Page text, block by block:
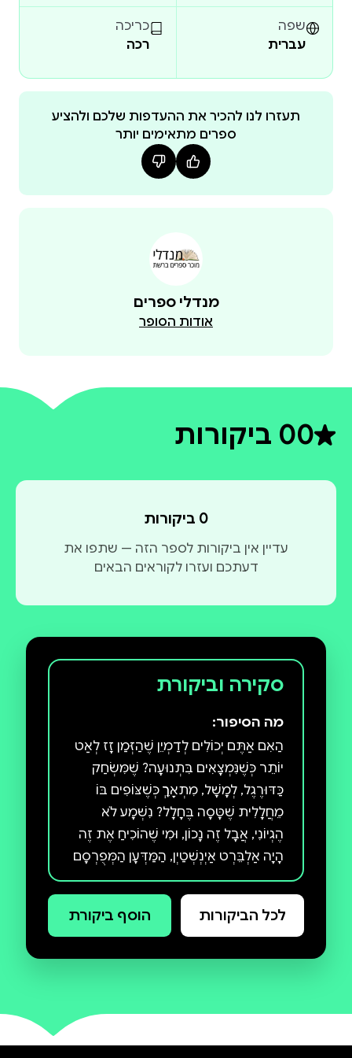
שפה
עברית
כריכה
רכה
תעזרו לנו להכיר את ההעדפות שלכם ולהציע
ספרים מתאימים יותר
מנדלי ספרים
אודות הסופר
0דירוג ממוצע 0 מתוך 5
0 ביקורות
0 ביקורות
עדיין אין ביקורות לספר הזה — שתפו את
דעתכם ועזרו לקוראים הבאים
סקירה וביקורת
מה הסיפור:
הַאִם אַתֶּם יְכוֹלִים לְדַמְיֵן שֶׁהַזְּמַן זָז לְאַט
יוֹתֵר כְּשֶׁנִּמְצָאִים בִּתְנוּעָה? שֶׁמִּשְׂחַק
כַּדּוּרֶגֶל, לְמָשָׁל, מִתְאָרֵךְ כְּשֶׁצּוֹפִים בּוֹ
מֵחֲלָלִית שֶׁטָּסָה בֶּחָלָל? נִשְׁמָע לֹא
הֶגְיוֹנִי, אֲבָל זֶה נָכוֹן, וּמִי שֶׁהוֹכִיחַ אֶת זֶה
הָיָה אַלְבֵּרְט אַיְנְשְׁטַיְן, הַמַּדְּעָן הַמְּפֻרְסָם
בְּיוֹתֵר בָּעוֹלָם. אַיְנְשְׁטַיְן אָמַר שֶׁ"דִּמְיוֹן
חָשׁוּב יוֹתֵר מִיֶּדַע" וְהִשְׁתַּמֵּשׁ בַּמּוֹחַ שֶׁלּוֹ
כְּמַעְבָּדָה לְנִסּוּיִים. כְּדֵי לְהָבִין אֶת
הַטֵּלֵוִיזְיָה, הַטֵּלֵפוֹן הַסֵּלוּלָרִי וְעוֹד, וְשִׁנּוּ
לכל הביקורות הוסף ביקורת